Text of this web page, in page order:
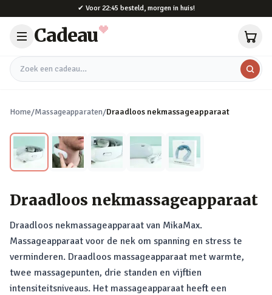
✔ Voor 22:45 besteld, morgen in huis!
Cadeau
Zoek een cadeau
Home/Massageapparaten/Draadloos nekmassageapparaat
Draadloos nekmassageapparaat
Draadloos nekmassageapparaat van MikaMax.
Massageapparaat voor de nek om spanning en stress te
verminderen. Draadloos massageapparaat met warmte,
twee massagepunten, drie standen en vijftien
intensiteitsniveaus. Het massageapparaat heeft een